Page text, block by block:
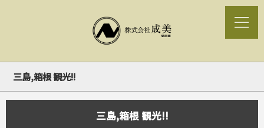
三島,箱根 観光!!
三島,箱根 観光!!